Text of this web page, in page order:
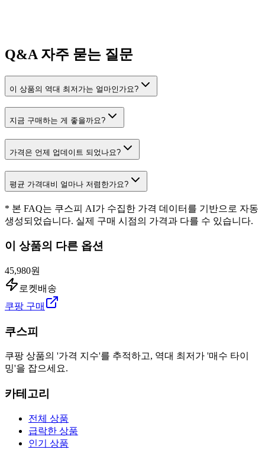
Q&A 자주 묻는 질문
이 상품의 역대 최저가는 얼마인가요?
지금 구매하는 게 좋을까요?
가격은 언제 업데이트 되었나요?
평균 가격대비 얼마나 저렴한가요?
* 본 FAQ는 쿠스피 AI가 수집한 가격 데이터를 기반으로 자동
생성되었습니다. 실제 구매 시점의 가격과 다를 수 있습니다.
이 상품의 다른 옵션
45,980원
로켓배송
쿠팡 구매
쿠스피
쿠팡 상품의 '가격 지수'를 추적하고, 역대 최저가 '매수 타이
밍'을 잡으세요.
카테고리
전체 상품
급락한 상품
인기 상품